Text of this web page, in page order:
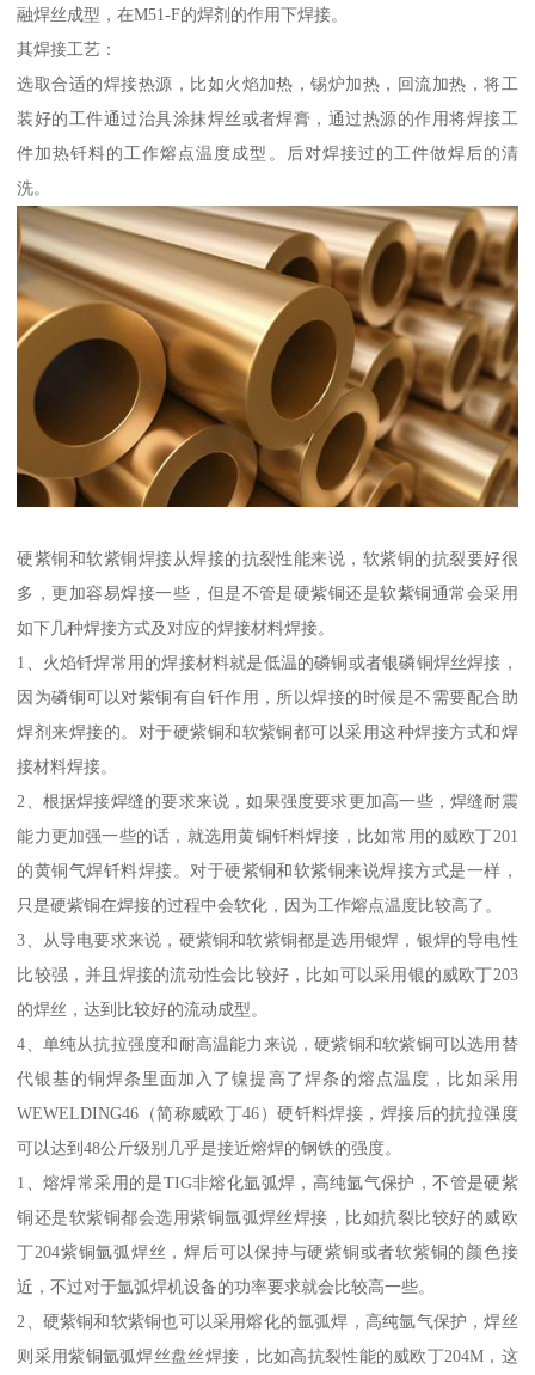
融焊丝成型，在M51-F的焊剂的作用下焊接。
其焊接工艺：
选取合适的焊接热源，比如火焰加热，锡炉加热，回流加热，将工
装好的工件通过治具涂抹焊丝或者焊膏，通过热源的作用将焊接工
件加热钎料的工作熔点温度成型。后对焊接过的工件做焊后的清
洗。
硬紫铜和软紫铜焊接从焊接的抗裂性能来说，软紫铜的抗裂要好很
多，更加容易焊接一些，但是不管是硬紫铜还是软紫铜通常会采用
如下几种焊接方式及对应的焊接材料焊接。
1、火焰钎焊常用的焊接材料就是低温的磷铜或者银磷铜焊丝焊接，
因为磷铜可以对紫铜有自钎作用，所以焊接的时候是不需要配合助
焊剂来焊接的。对于硬紫铜和软紫铜都可以采用这种焊接方式和焊
接材料焊接。
2、根据焊接焊缝的要求来说，如果强度要求更加高一些，焊缝耐震
能力更加强一些的话，就选用黄铜钎料焊接，比如常用的威欧丁201
的黄铜气焊钎料焊接。对于硬紫铜和软紫铜来说焊接方式是一样，
只是硬紫铜在焊接的过程中会软化，因为工作熔点温度比较高了。
3、从导电要求来说，硬紫铜和软紫铜都是选用银焊，银焊的导电性
比较强，并且焊接的流动性会比较好，比如可以采用银的威欧丁203
的焊丝，达到比较好的流动成型。
4、单纯从抗拉强度和耐高温能力来说，硬紫铜和软紫铜可以选用替
代银基的铜焊条里面加入了镍提高了焊条的熔点温度，比如采用
WEWELDING46（简称威欧丁46）硬钎料焊接，焊接后的抗拉强度
可以达到48公斤级别几乎是接近熔焊的钢铁的强度。
1、熔焊常采用的是TIG非熔化氩弧焊，高纯氩气保护，不管是硬紫
铜还是软紫铜都会选用紫铜氩弧焊丝焊接，比如抗裂比较好的威欧
丁204紫铜氩弧焊丝，焊后可以保持与硬紫铜或者软紫铜的颜色接
近，不过对于氩弧焊机设备的功率要求就会比较高一些。
2、硬紫铜和软紫铜也可以采用熔化的氩弧焊，高纯氩气保护，焊丝
则采用紫铜氩弧焊丝盘丝焊接，比如高抗裂性能的威欧丁204M，这